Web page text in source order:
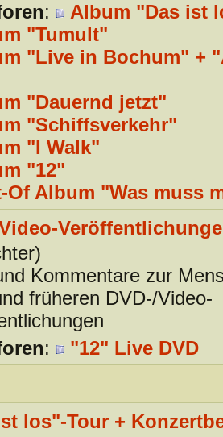
:
Album "Das ist
"Tumult"
"Live in Bochum" +
"Dauernd jetzt"
"Schiffsverkehr"
"I Walk"
"12"
Of Album "Was muss
Kommentare zur
früheren DVD-/Video-
:
"12" Live DVD
los"-Tour +